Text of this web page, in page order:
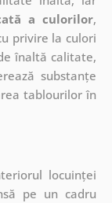
a culorilor,
privire la culori
înaltă calitate,
substanțe
tablourilor în
locuinței
pe un cadru